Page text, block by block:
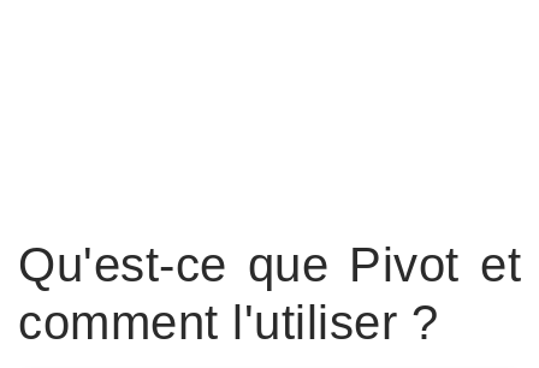
Qu'est-ce que Pivot et
comment l'utiliser ?